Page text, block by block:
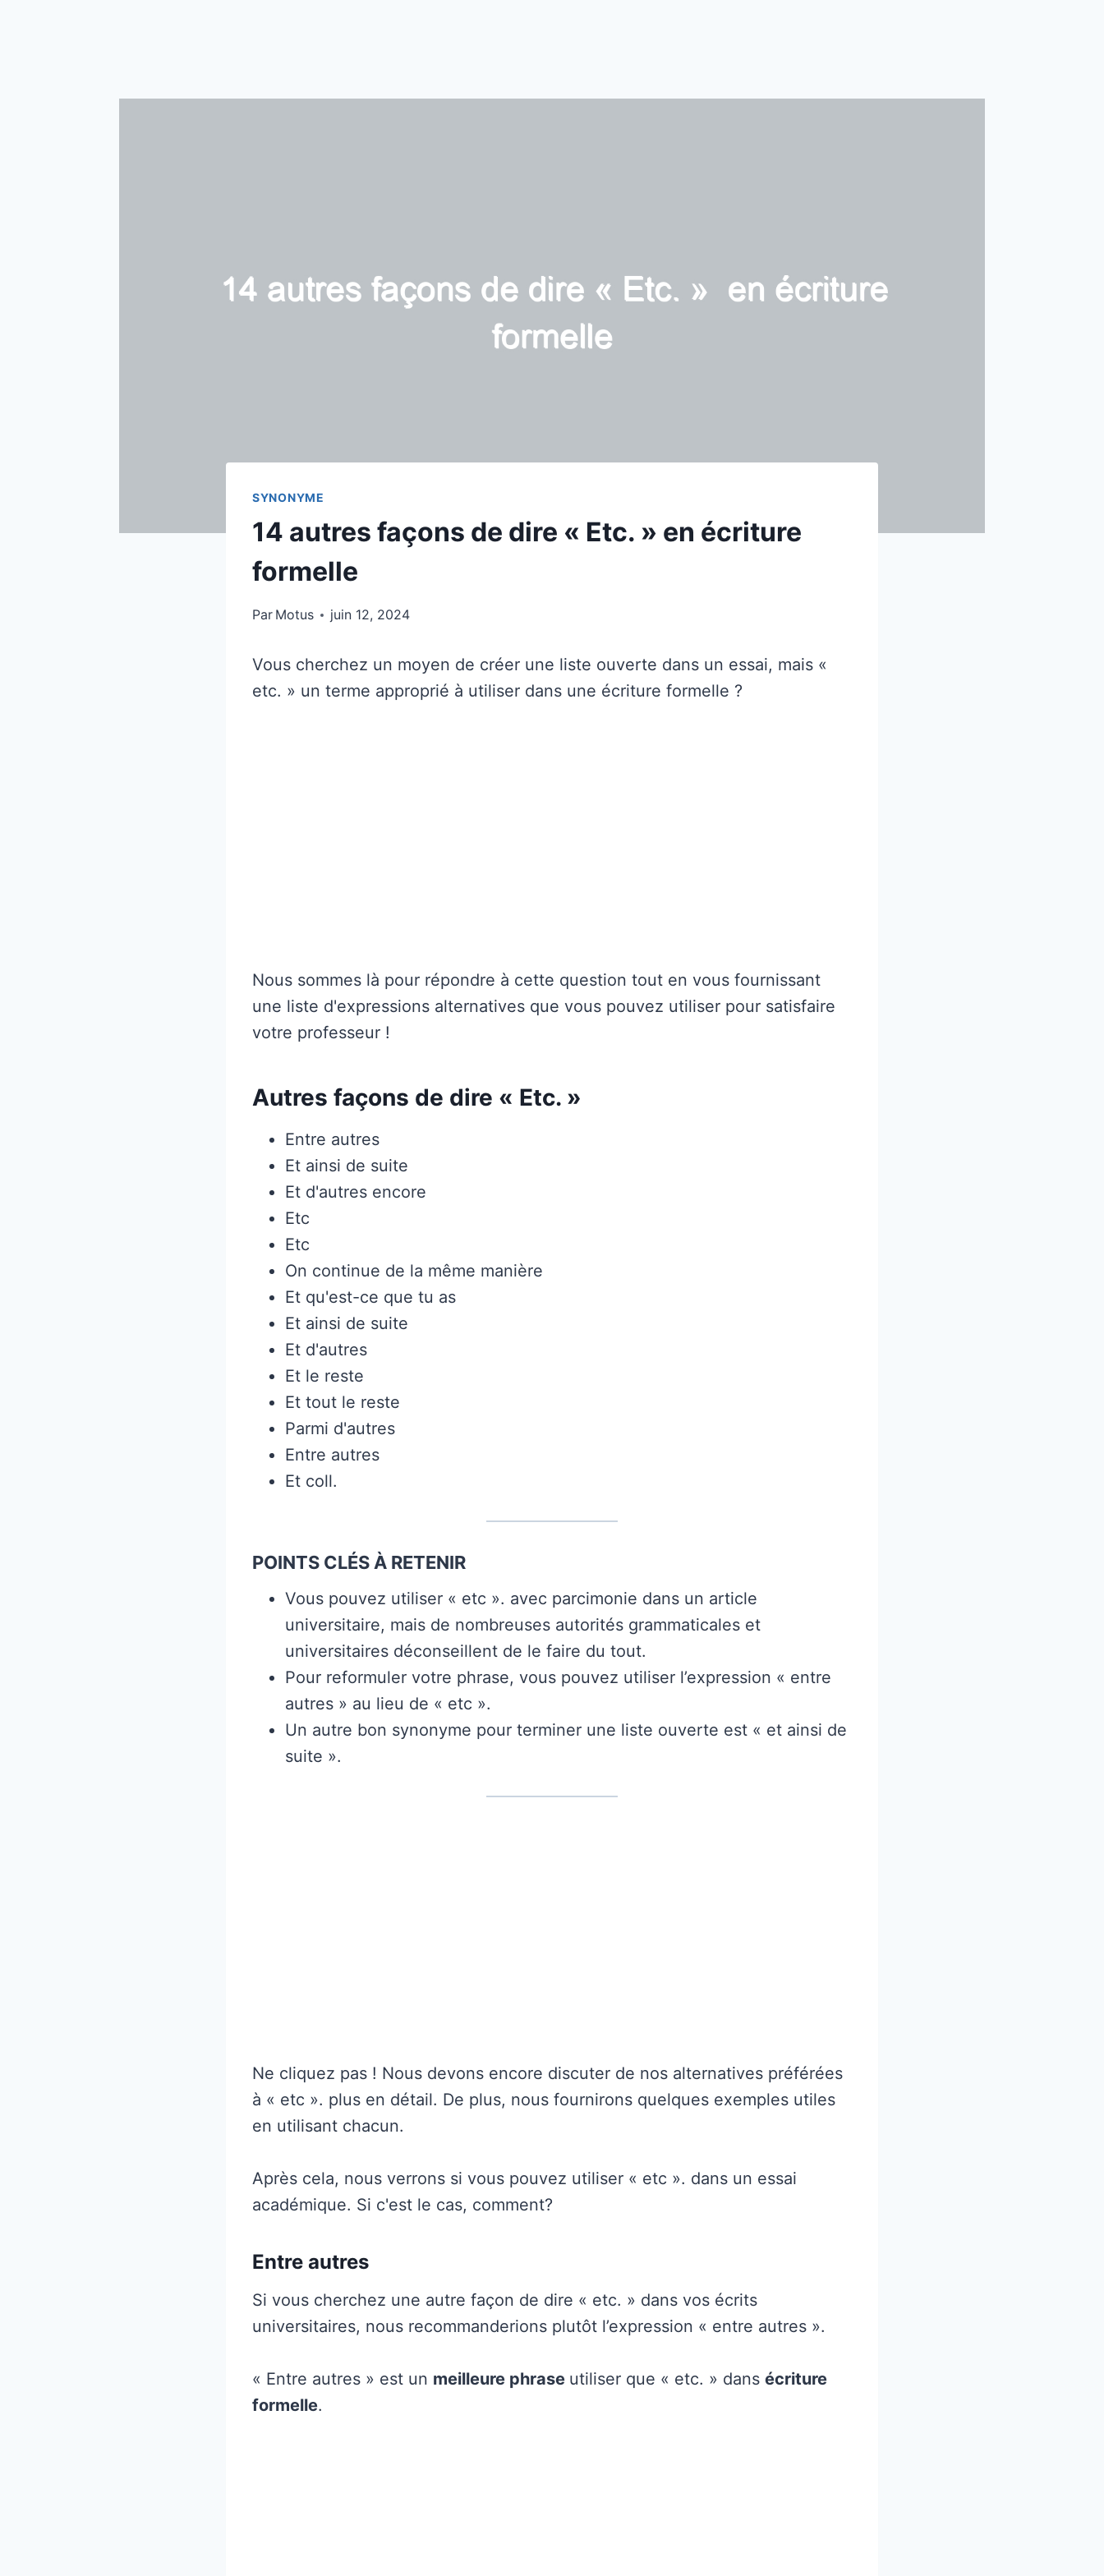
SYNONYME
14 autres façons de dire « Etc. » en écriture
formelle
Par Motus juin 12, 2024
Vous cherchez un moyen de créer une liste ouverte dans un essai, mais «
etc. » un terme approprié à utiliser dans une écriture formelle ?
Nous sommes là pour répondre à cette question tout en vous fournissant
une liste d'expressions alternatives que vous pouvez utiliser pour satisfaire
votre professeur !
Autres façons de dire « Etc. »
Entre autres
Et ainsi de suite
Et d'autres encore
Etc
Etc
On continue de la même manière
Et qu'est-ce que tu as
Et ainsi de suite
Et d'autres
Et le reste
Et tout le reste
Parmi d'autres
Entre autres
Et coll.
POINTS CLÉS À RETENIR
Vous pouvez utiliser « etc ». avec parcimonie dans un article
universitaire, mais de nombreuses autorités grammaticales et
universitaires déconseillent de le faire du tout.
Pour reformuler votre phrase, vous pouvez utiliser l’expression « entre
autres » au lieu de « etc ».
Un autre bon synonyme pour terminer une liste ouverte est « et ainsi de
suite ».
Ne cliquez pas ! Nous devons encore discuter de nos alternatives préférées
à « etc ». plus en détail. De plus, nous fournirons quelques exemples utiles
en utilisant chacun.
Après cela, nous verrons si vous pouvez utiliser « etc ». dans un essai
académique. Si c'est le cas, comment?
Entre autres
Si vous cherchez une autre façon de dire « etc. » dans vos écrits
universitaires, nous recommanderions plutôt l’expression « entre autres ».
« Entre autres » est un meilleure phrase utiliser que « etc. » dans écriture
formelle.